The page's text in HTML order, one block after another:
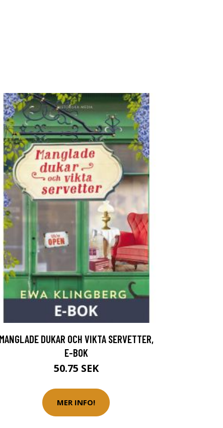
MANGLADE DUKAR OCH VIKTA SERVETTER,
E-BOK
50.75 SEK
MER INFO!